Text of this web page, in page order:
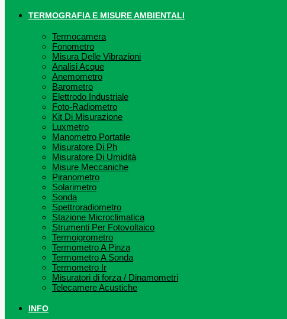
TERMOGRAFIA E MISURE AMBIENTALI
Termocamera
Fonometro
Misura Delle Vibrazioni
Analisi Acque
Anemometro
Barometro
Elettrodo Industriale
Foto-Radiometro
Kit Di Misurazione
Luxmetro
Manometro Portatile
Misuratore Di Ph
Misuratore Di Umidità
Misure Meccaniche
Piranometro
Solarimetro
Sonda
Spettroradiometro
Stazione Microclimatica
Strumenti Per Fotovoltaico
Termoigrometro
Termometro A Pinza
Termometro A Sonda
Termometro Ir
Misuratori di forza / Dinamometri
Telecamere Acustiche
INFO